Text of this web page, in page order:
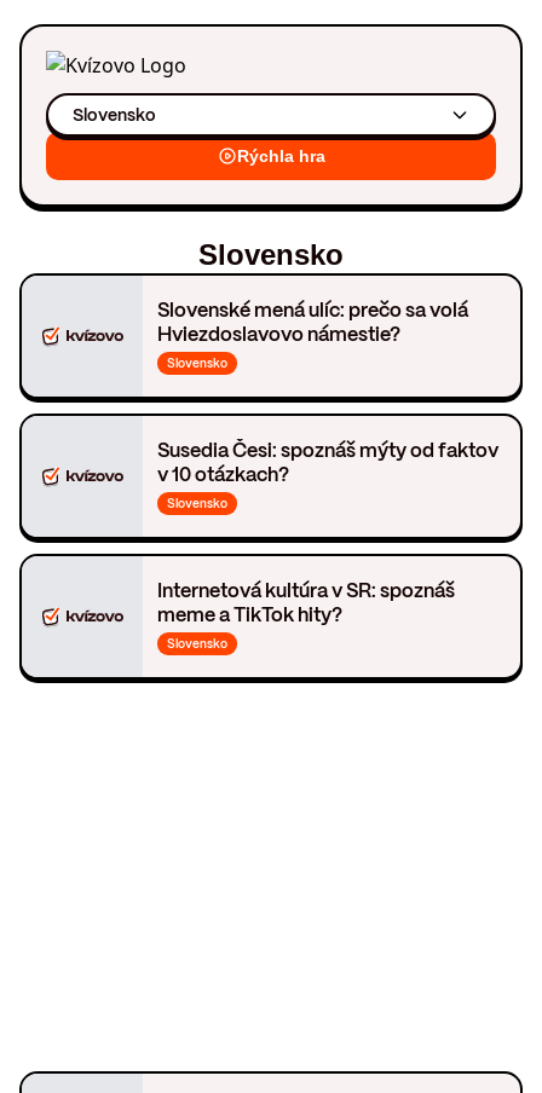
Slovensko
Rýchla hra
Slovensko
Slovenské mená ulíc: prečo sa volá
Hviezdoslavovo námestie?
Slovensko
Susedia Česi: spoznáš mýty od faktov
v 10 otázkach?
Slovensko
Internetová kultúra v SR: spoznáš
meme a TikTok hity?
Slovensko